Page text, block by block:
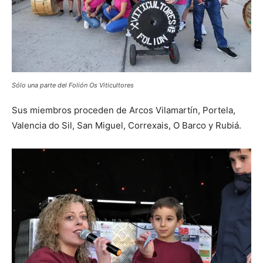
Sólo una parte del Folión Os Viticultores
Sus miembros proceden de Arcos Vilamartín, Portela,
Valencia do Sil, San Miguel, Correxais, O Barco y Rubiá.